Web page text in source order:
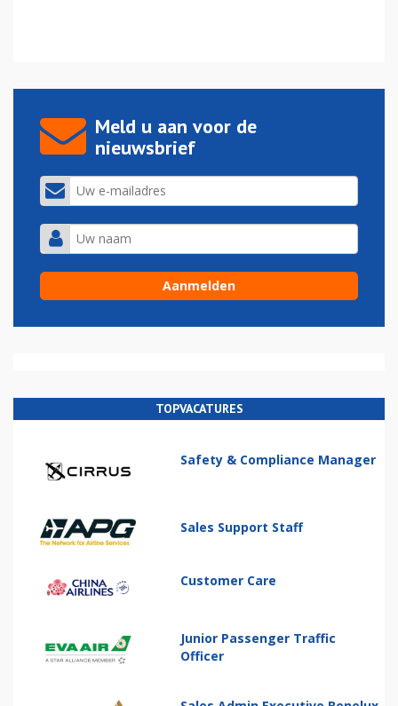
Meld u aan voor de
nieuwsbrief
TOPVACATURES
Safety & Compliance Manager
Sales Support Staff
Customer Care
Junior Passenger Traffic
Officer